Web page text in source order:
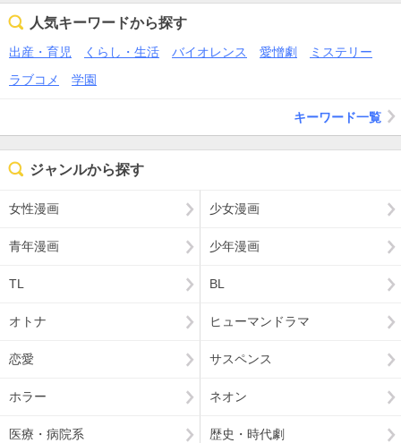
人気キーワードから探す
出産・育児 くらし・生活 バイオレンス 愛憎劇
ミステリー
ラブコメ
学園
キーワード一覧
ジャンルから探す
女性漫画 少女漫画
青年漫画 少年漫画
TL BL
オトナ ヒューマンドラマ
恋愛 サスペンス
ホラー ネオン
医療・病院系 歴史・時代劇